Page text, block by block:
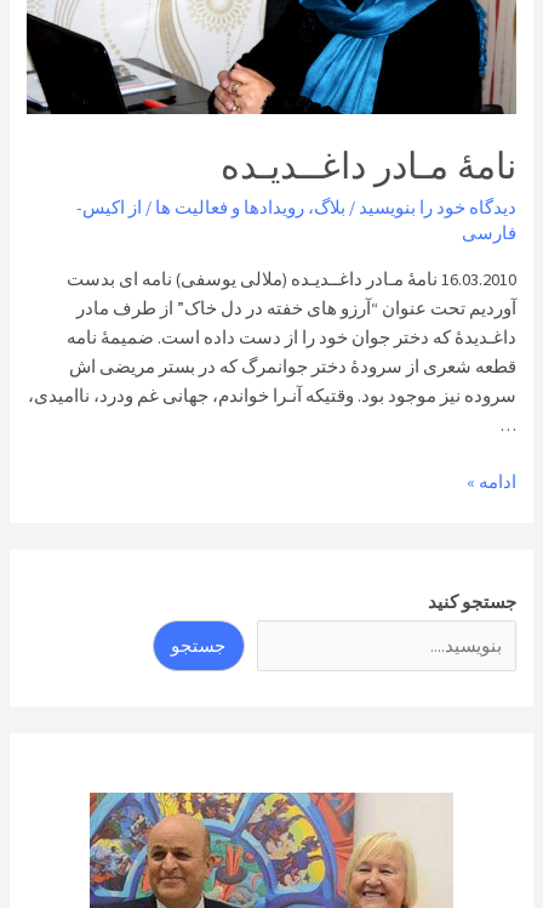
نامۀ مـادر داغــدیـده
دیدگاه‌ خود را بنویسید / بلاگ،رویدادها و فعالیت ها / از اکیس-
فارسی
16.03.2010 نامۀ مـادر داغــدیـده (ملالی یوسفی) نامه ای بدست
آوردیم تحت عنوان “آرزو های خفته در دل خاک” از طرف مادر
داغـدیدۀ که دختر جوان خود را از دست داده است. ضمیمۀ نامه
قطعه شعری از سرودۀ دختر جوانمرگ که در بستر مریضی اش
سروده نیز موجود بود. وقتیکه آنـرا خواندم، جهانی غم ودرد، ناامیدی،
…
نامۀ
ادامه »
جستجو کنید
جستجو